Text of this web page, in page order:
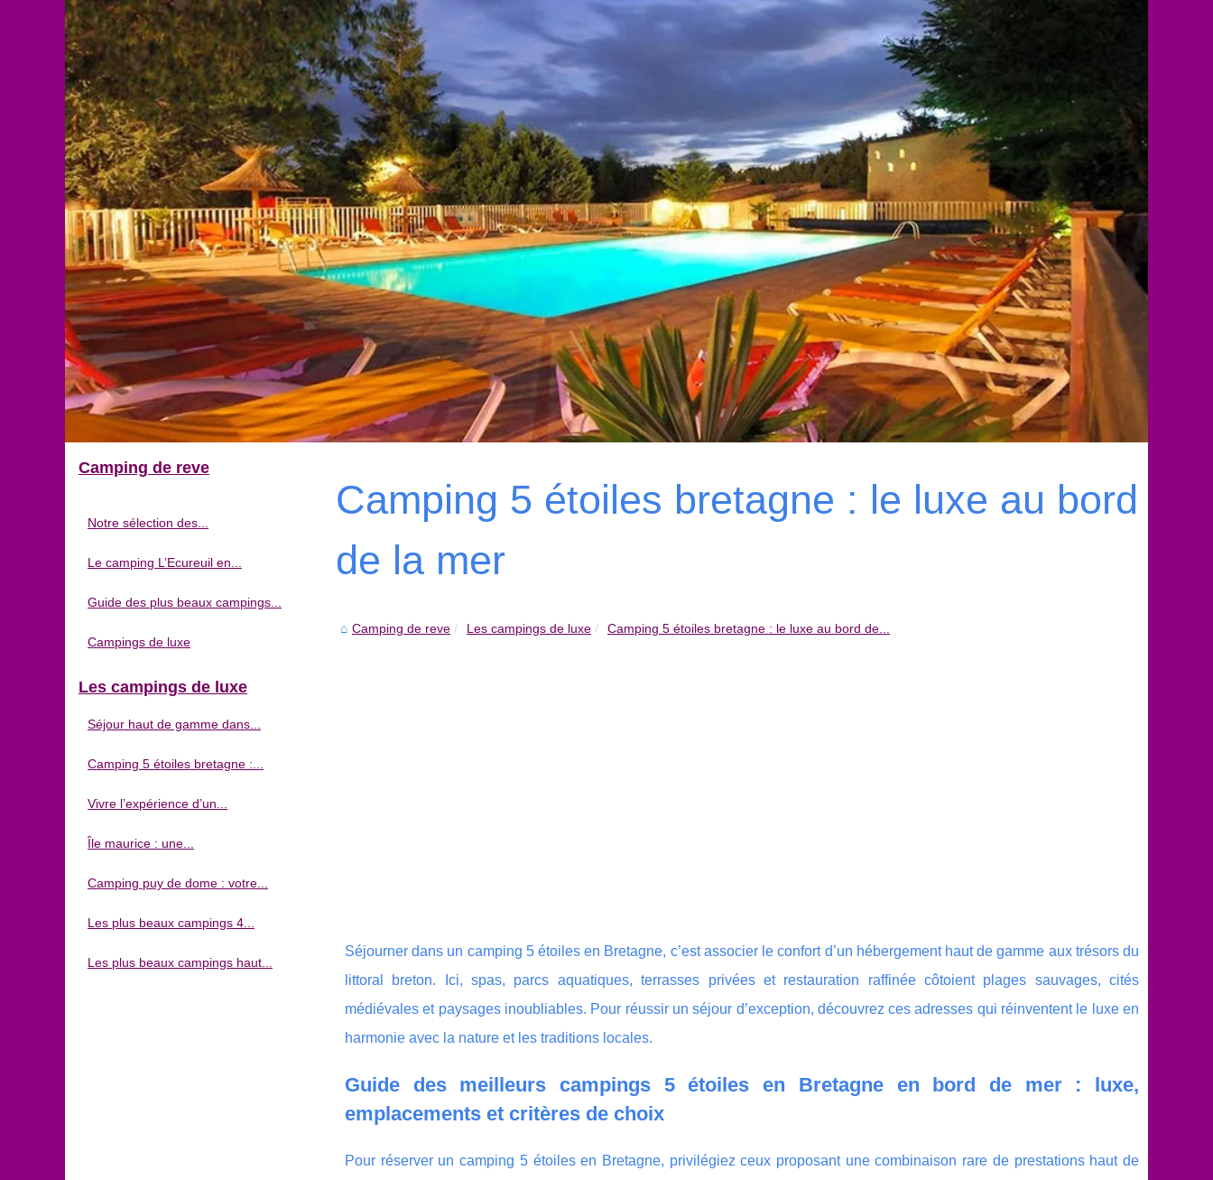
Camping 5 étoiles bretagne : le luxe au bord
de la mer
Camping de reve Les campings de luxe Camping 5 étoiles bretagne : le luxe au bord de...
Séjourner dans un camping 5 étoiles en Bretagne, c’est associer le confort d’un hébergement haut de gamme aux trésors du
littoral breton. Ici, spas, parcs aquatiques, terrasses privées et restauration raffinée côtoient plages sauvages, cités
médiévales et paysages inoubliables. Pour réussir un séjour d’exception, découvrez ces adresses qui réinventent le luxe en
harmonie avec la nature et les traditions locales.
Guide des meilleurs campings 5 étoiles en Bretagne en bord de mer : luxe,
emplacements et critères de choix
Pour réserver un camping 5 étoiles en Bretagne, privilégiez ceux proposant une combinaison rare de prestations haut de
Camping de reve
Notre sélection des...
Le camping L’Ecureuil en...
Guide des plus beaux campings...
Campings de luxe
Les campings de luxe
Séjour haut de gamme dans...
Camping 5 étoiles bretagne :...
Vivre l’expérience d’un...
Île maurice : une...
Camping puy de dome : votre...
Les plus beaux campings 4...
Les plus beaux campings haut...